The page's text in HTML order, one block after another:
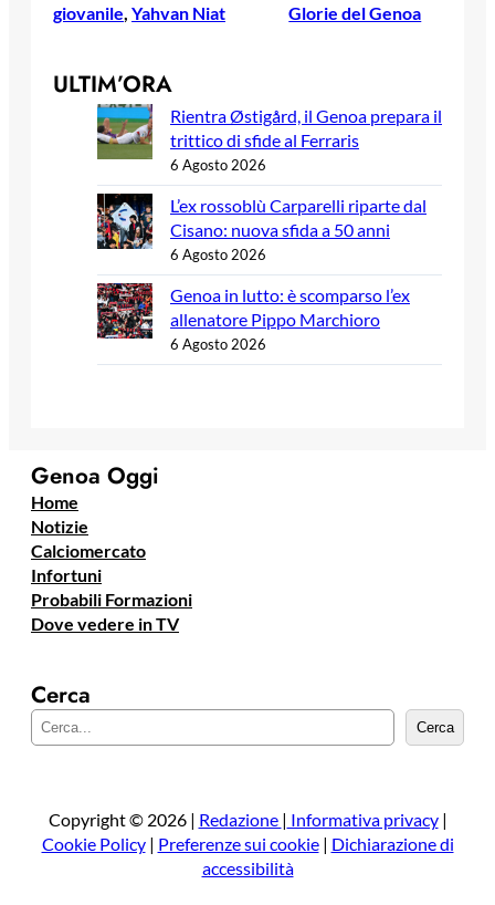
giovanile Yahvan Niat
Glorie del Genoa
ULTIM’ORA
Rientra Østigård, il Genoa prepara il
trittico di sfide al Ferraris
6 Agosto 2026
L’ex rossoblù Carparelli riparte dal
Cisano: nuova sfida a 50 anni
6 Agosto 2026
Genoa in lutto: è scomparso l’ex
allenatore Pippo Marchioro
6 Agosto 2026
Genoa Oggi
Home
Notizie
Calciomercato
Infortuni
Probabili Formazioni
Dove vedere in TV
Cerca
e
a
Cerca
Copyright © 2026 | Redazione | Informativa privacy|
Cookie Policy| Preferenze sui cookie| Dichiarazione di
accessibilità